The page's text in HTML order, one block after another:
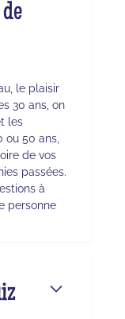
le plaisir
30 ans, on
les
ou 50 ans,
de vos
passées.
à
personne